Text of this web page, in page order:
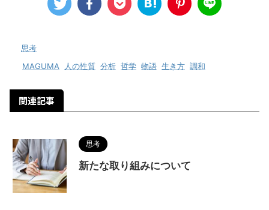
思考
MAGUMA 人の性質 分析 哲学 物語 生き方 調和
関連記事
思考
新たな取り組みについて